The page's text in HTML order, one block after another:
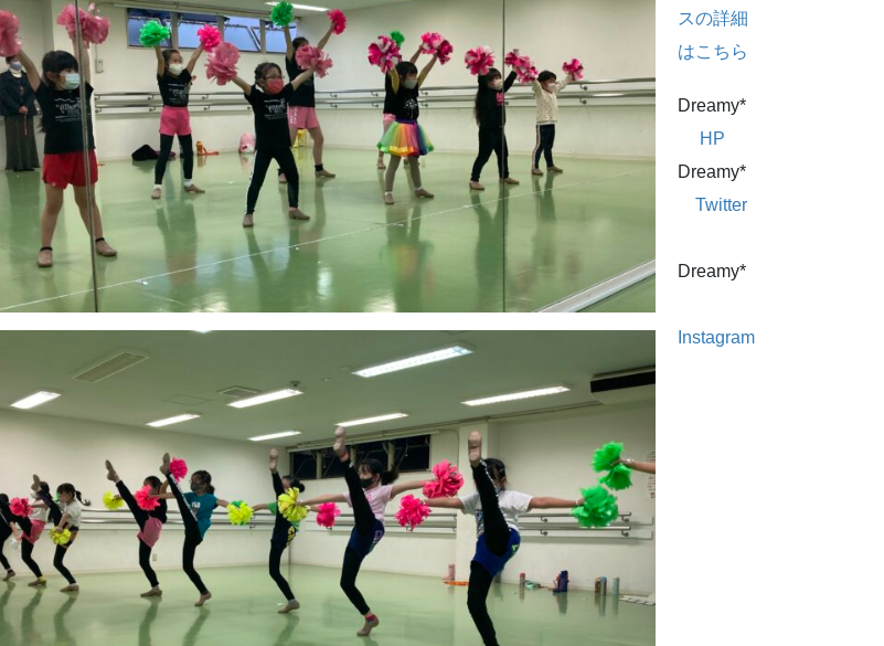
スの詳細
はこちら
Dreamy*
HP
Dreamy*
Twitter
Dreamy*
Instagram